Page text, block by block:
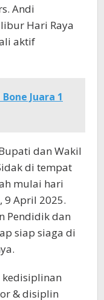
Andi
Hari Raya
aktif
Juara 1
dan Wakil
di tempat
mulai hari
April 2025.
Pendidik dan
siap siaga di
& disiplin